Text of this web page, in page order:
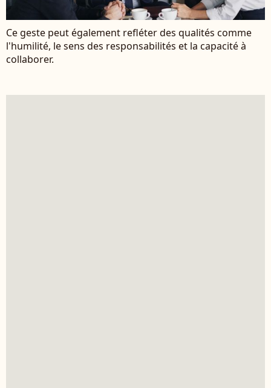
Ce geste peut également refléter des qualités comme
l'humilité, le sens des responsabilités et la capacité à
collaborer.